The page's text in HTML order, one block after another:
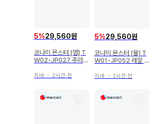
5%29,560원
코나미 몬스터 [염] T
W02-JP027 주라기
지바 ・ 2시간 전
5%29,560원
코나미 몬스터 [물] T
W01-JP052 레알 제
지바・ 2시간 전